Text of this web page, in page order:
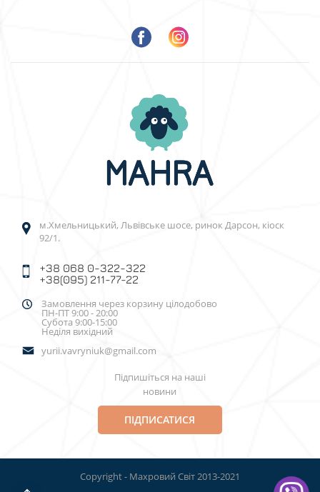
м.Хмельницький, Львівське шосе, ринок Дарсон, кіоск
92/1.
+38 068 0-322-322
+38(095) 211-77-22
Замовлення через корзину цілодобово
ПН-ПТ 9:00 - 20:00
Субота 9:00-15:00
Неділя вихідний
yurii.vavryniuk@gmail.com
Підпишіться на наші
новини
ПІДПИСАТИСЯ
Copyright - Махровий Світ 2013-2021